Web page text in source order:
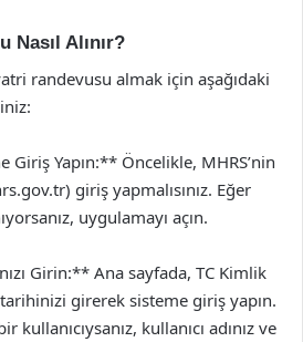
Nasıl Alınır?
randevusu almak için aşağıdaki
Giriş Yapın:** Öncelikle, MHRS’nin
giriş yapmalısınız. Eğer
uygulamayı açın.
Girin:** Ana sayfada, TC Kimlik
girerek sisteme giriş yapın.
kullanıcıysanız, kullanıcı adınız ve